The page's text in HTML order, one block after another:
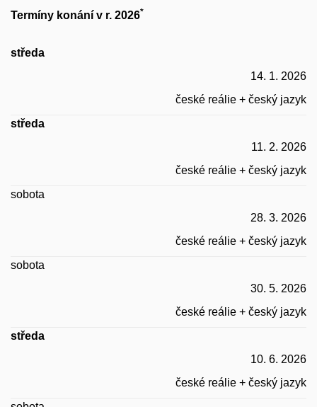
Termíny konání v r. 2026*
středa
14. 1. 2026
české reálie + český jazyk
středa
11. 2. 2026
české reálie + český jazyk
sobota
28. 3. 2026
české reálie + český jazyk
sobota
30. 5. 2026
české reálie + český jazyk
středa
10. 6. 2026
české reálie + český jazyk